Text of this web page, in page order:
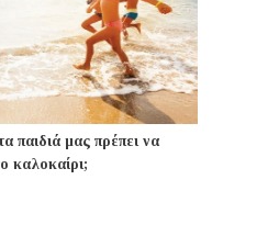
παιδιά μας πρέπει να
καλοκαίρι;